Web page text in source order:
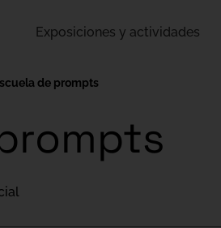
Exposiciones y actividades
de prompts